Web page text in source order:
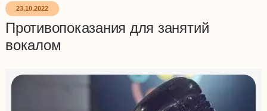
Противопоказания для занятий
вокалом
23.10.2022